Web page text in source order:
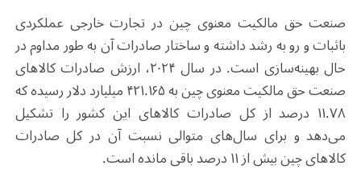
صنعت حق مالکیت معنوی چین در تجارت خارجی عملکردی
باثبات و رو به رشد داشته و ساختار صادرات آن به طور مداوم در
حال بهینه‌سازی است. در سال ۲۰۲۴، ارزش صادرات کالاهای
صنعت حق مالکیت معنوی چین به ۴۲۱.۱۶۵ میلیارد دلار رسیده که
۱۱.۷۸ درصد از کل صادرات کالاهای این کشور را تشکیل
می‌دهد و برای سال‌های متوالی نسبت آن در کل صادرات
کالاهای چین بیش از ۱۱ درصد باقی مانده است.